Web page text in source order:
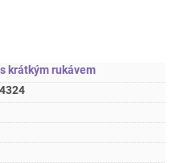
krátkým rukávem